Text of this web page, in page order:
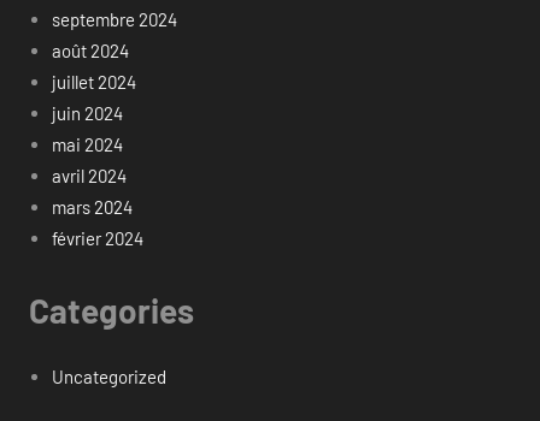
septembre 2024
août 2024
juillet 2024
juin 2024
mai 2024
avril 2024
mars 2024
février 2024
Categories
Uncategorized